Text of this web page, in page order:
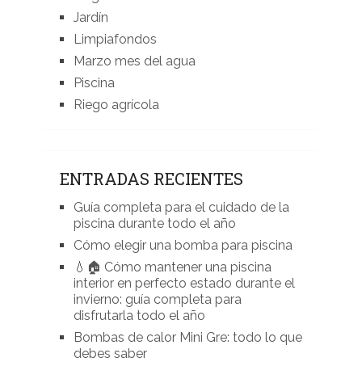
Jardín
Limpiafondos
Marzo mes del agua
Piscina
Riego agrícola
ENTRADAS RECIENTES
Guía completa para el cuidado de la
piscina durante todo el año
Cómo elegir una bomba para piscina
💧🏠 Cómo mantener una piscina
interior en perfecto estado durante el
invierno: guía completa para
disfrutarla todo el año
Bombas de calor Mini Gre: todo lo que
debes saber